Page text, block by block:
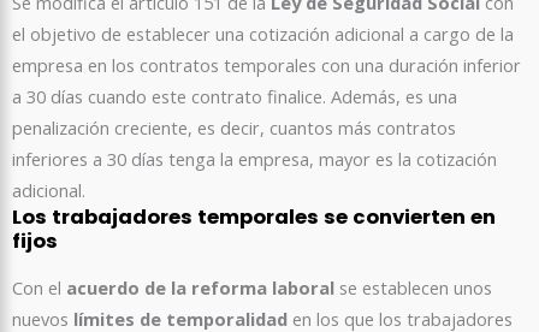
el objetivo de establecer una cotización adicional a cargo de la
empresa en los contratos temporales con una duración inferior
a 30 días cuando este contrato finalice. Además, es una
penalización creciente, es decir, cuantos más contratos
inferiores a 30 días tenga la empresa, mayor es la cotización
adicional.
Los trabajadores temporales se convierten en
fijos
Con el acuerdo de la reforma laboral se establecen unos
nuevos límites de temporalidad en los que los trabajadores